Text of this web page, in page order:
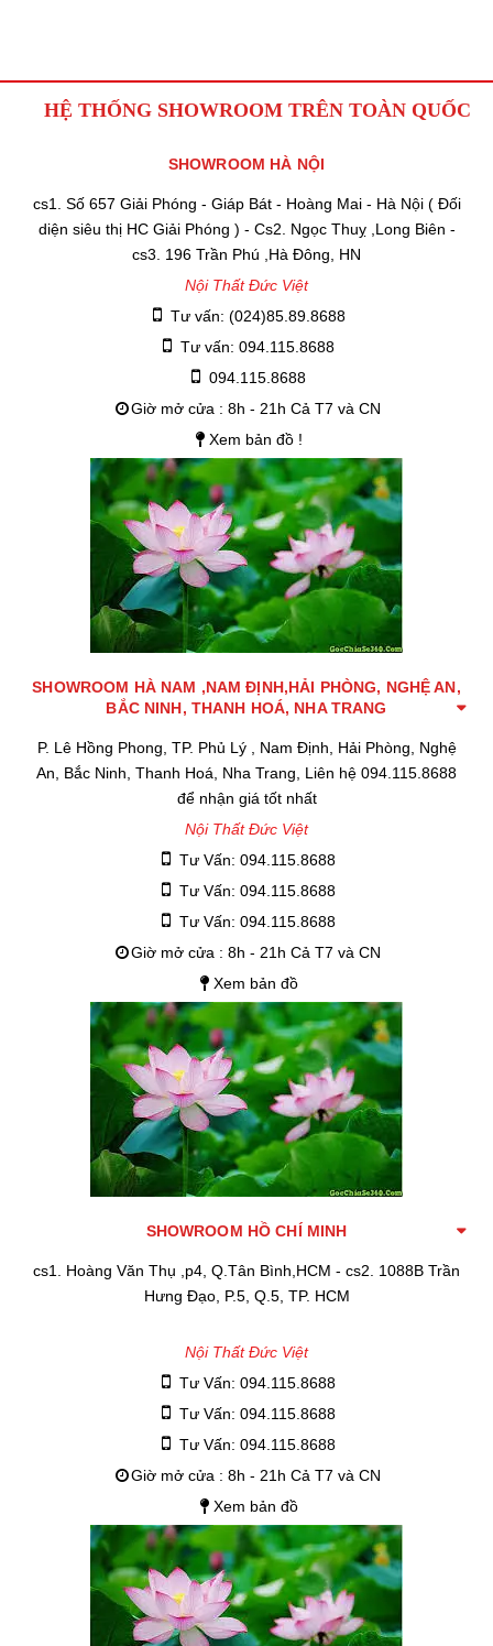
HỆ THỐNG SHOWROOM TRÊN TOÀN QUỐC
SHOWROOM HÀ NỘI
cs1. Số 657 Giải Phóng - Giáp Bát - Hoàng Mai - Hà Nội ( Đối
diện siêu thị HC Giải Phóng ) - Cs2. Ngọc Thuỵ ,Long Biên -
cs3. 196 Trần Phú ,Hà Đông, HN
Nội Thất Đức Việt
Tư vấn: (024)85.89.8688
Tư vấn: 094.115.8688
094.115.8688
Giờ mở cửa : 8h - 21h Cả T7 và CN
Xem bản đồ !
SHOWROOM HÀ NAM ,NAM ĐỊNH,HẢI PHÒNG, NGHỆ AN,
BẮC NINH, THANH HOÁ, NHA TRANG
P. Lê Hồng Phong, TP. Phủ Lý , Nam Định, Hải Phòng, Nghệ
An, Bắc Ninh, Thanh Hoá, Nha Trang, Liên hệ 094.115.8688
để nhận giá tốt nhất
Nội Thất Đức Việt
Tư Vấn: 094.115.8688
Tư Vấn: 094.115.8688
Tư Vấn: 094.115.8688
Giờ mở cửa : 8h - 21h Cả T7 và CN
Xem bản đồ
SHOWROOM HỒ CHÍ MINH
cs1. Hoàng Văn Thụ ,p4, Q.Tân Bình,HCM - cs2. 1088B Trần
Hưng Đạo, P.5, Q.5, TP. HCM
Nội Thất Đức Việt
Tư Vấn: 094.115.8688
Tư Vấn: 094.115.8688
Tư Vấn: 094.115.8688
Giờ mở cửa : 8h - 21h Cả T7 và CN
Xem bản đồ